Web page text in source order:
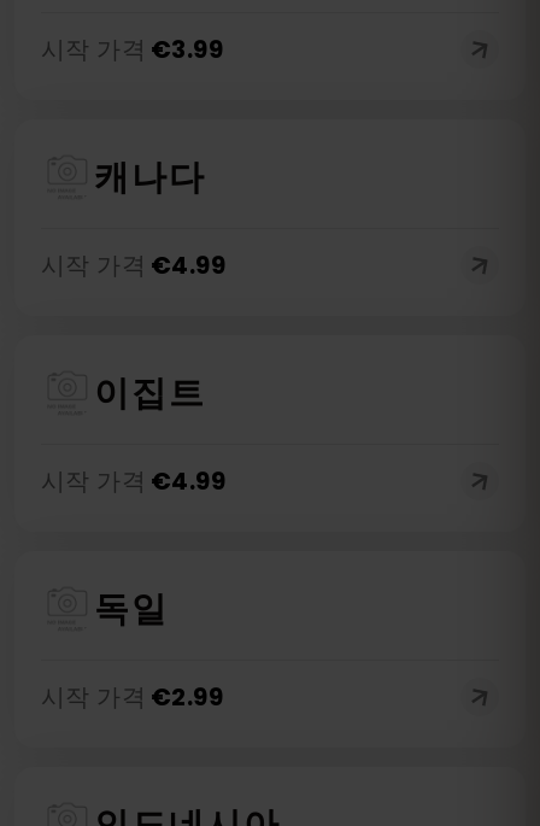
시작 가격 €3.99
캐나다
시작 가격 €4.99
이집트
시작 가격 €4.99
독일
시작 가격 €2.99